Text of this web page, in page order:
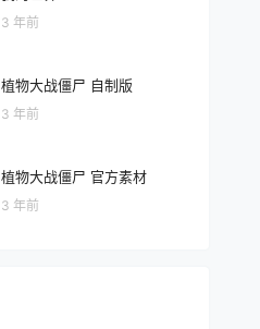
3 年前
植物大战僵尸 自制版
3 年前
植物大战僵尸 官方素材
3 年前